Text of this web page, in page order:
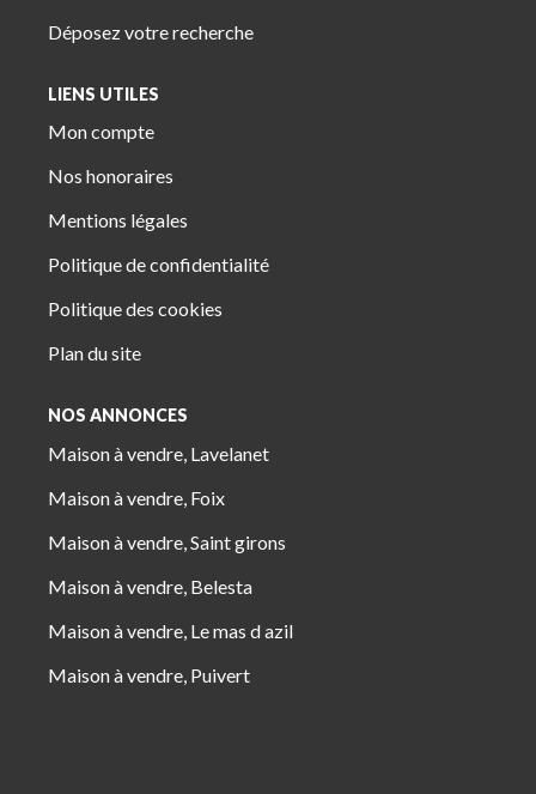
Déposez votre recherche
LIENS UTILES
Mon compte
Nos honoraires
Mentions légales
Politique de confidentialité
Politique des cookies
Plan du site
NOS ANNONCES
Maison à vendre, Lavelanet
Maison à vendre, Foix
Maison à vendre, Saint girons
Maison à vendre, Belesta
Maison à vendre, Le mas d azil
Maison à vendre, Puivert